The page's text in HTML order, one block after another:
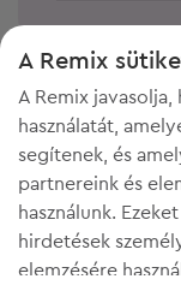
A Remix
A Remix
használatát,
segítenek, és
partnereink és
használunk.
hirdetések
elemzésére